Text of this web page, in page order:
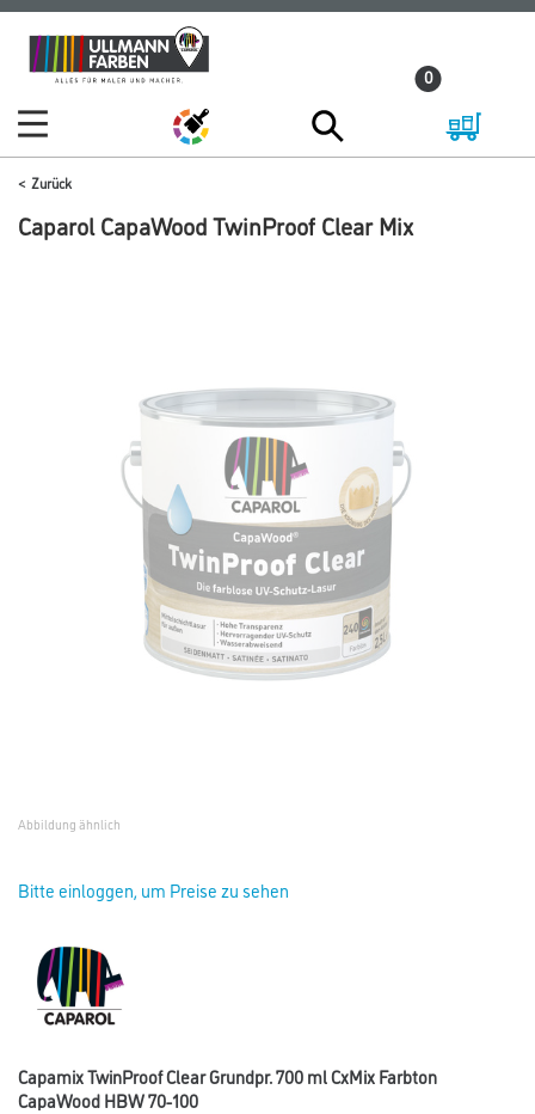
Zum
Inhalt
Zum
Navigationsmenü
0
Zurück
Caparol CapaWood TwinProof Clear Mix
Abbildung ähnlich
Bitte einloggen, um Preise zu sehen
Capamix TwinProof Clear Grundpr. 700 ml CxMix Farbton
CapaWood HBW 70-100